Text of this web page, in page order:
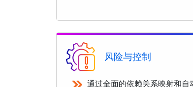
风险与控制
通过全面的依赖关系映射和自